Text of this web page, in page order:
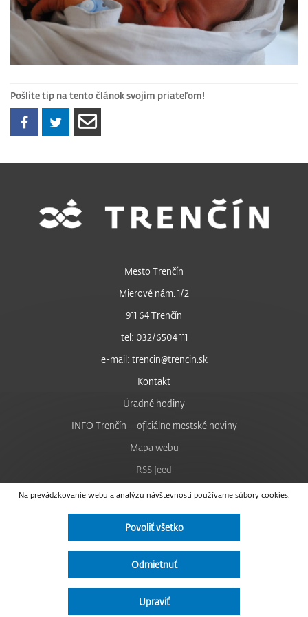
Pošlite tip na tento článok svojim priateľom!
Na prevádzkovanie webu a analýzu návštevnosti používame súbory cookies.
Povoliť všetko
Odmietnuť
Upraviť
Mesto Trenčín
Mierové nám. 1/2
911 64 Trenčín
tel: 032/6504 111
e-mail: trencin@trencin.sk
Kontakt
Úradné hodiny
INFO Trenčín – oficiálne mestské noviny
Mapa webu
RSS feed
Nastavenie cookies
Facebook
Instagram
Vyhlásenie o prístupnosti